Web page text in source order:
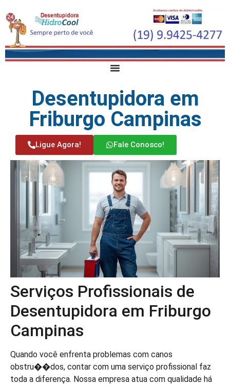
Desentupidora em
Friburgo Campinas
Ligue Agora! Fale Conosco!
Serviços Profissionais de
Desentupidora em Friburgo
Campinas
Quando você enfrenta problemas com canos
obstru��dos, contar com uma serviço profissional faz
toda a diferença. Nossa empresa atua com qualidade há